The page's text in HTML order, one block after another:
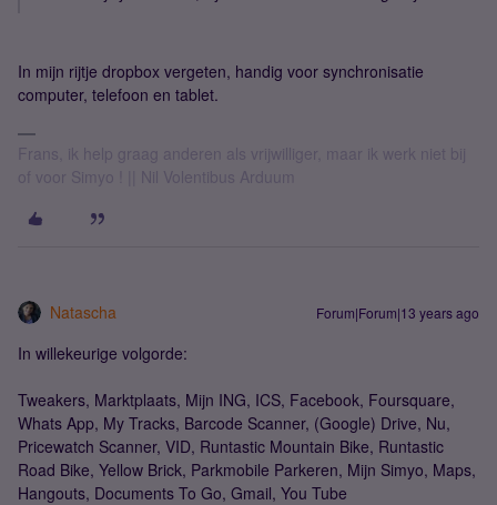
In mijn rijtje dropbox vergeten, handig voor synchronisatie
computer, telefoon en tablet.
Frans, ik help graag anderen als vrijwilliger, maar ik werk niet bij
of voor Simyo ! || Nil Volentibus Arduum
Natascha Forum|Forum|13 years ago
In willekeurige volgorde:
Tweakers, Marktplaats, Mijn ING, ICS, Facebook, Foursquare,
Whats App, My Tracks, Barcode Scanner, (Google) Drive, Nu,
Pricewatch Scanner, VID, Runtastic Mountain Bike, Runtastic
Road Bike, Yellow Brick, Parkmobile Parkeren, Mijn Simyo, Maps,
Hangouts, Documents To Go, Gmail, You Tube